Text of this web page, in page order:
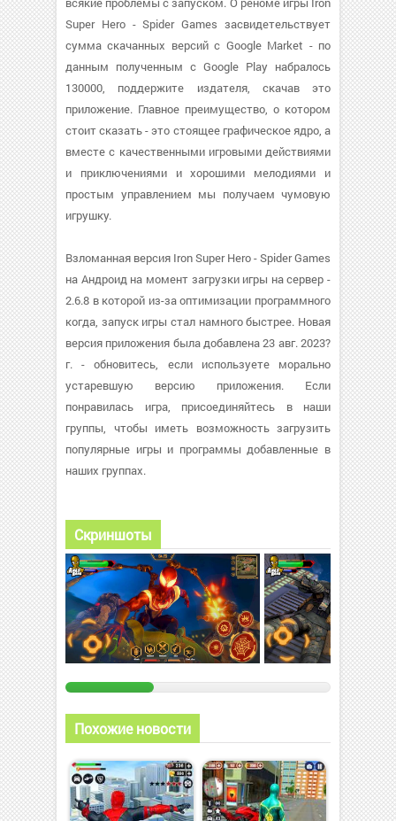
Super Hero - Spider Games засвидетельствует
сумма скачанных версий с Google Market - по
данным полученным с Google Play набралось
130000, поддержите издателя, скачав это
приложение. Главное преимущество, о котором
стоит сказать - это стоящее графическое ядро, а
вместе с качественными игровыми действиями
и приключениями и хорошими мелодиями и
простым управлением мы получаем чумовую
игрушку.
Взломанная версия Iron Super Hero - Spider Games
на Андроид на момент загрузки игры на сервер -
2.6.8 в которой из-за оптимизации программного
когда, запуск игры стал намного быстрее. Новая
версия приложения была добавлена 23 авг. 2023?
г. - обновитесь, если используете морально
устаревшую версию приложения. Если
понравилась игра, присоединяйтесь в наши
группы, чтобы иметь возможность загрузить
популярные игры и программы добавленные в
наших группах.
Скриншоты
Похожие новости